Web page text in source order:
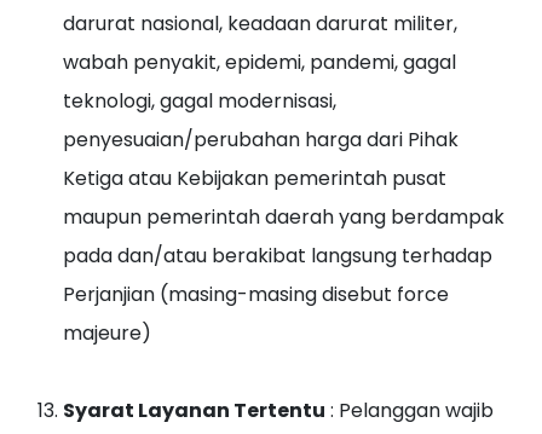
darurat nasional, keadaan darurat militer,
wabah penyakit, epidemi, pandemi, gagal
teknologi, gagal modernisasi,
penyesuaian/perubahan harga dari Pihak
Ketiga atau Kebijakan pemerintah pusat
maupun pemerintah daerah yang berdampak
pada dan/atau berakibat langsung terhadap
Perjanjian (masing-masing disebut force
majeure)
Syarat Layanan Tertentu : Pelanggan wajib